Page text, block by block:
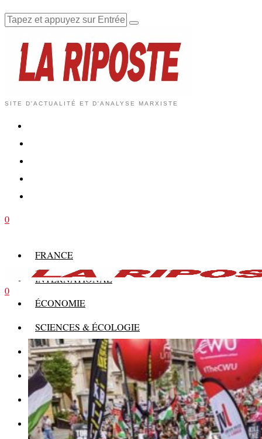
SITE D'ACTUALITÉ ET D'ANALYSE MARXISTE
0
FRANCE
INTERNATIONAL
ÉCONOMIE
SCIENCES & ÉCOLOGIE
HISTOIRE
THÉORIE
CULTURE
MULTIMÉDIAS
0